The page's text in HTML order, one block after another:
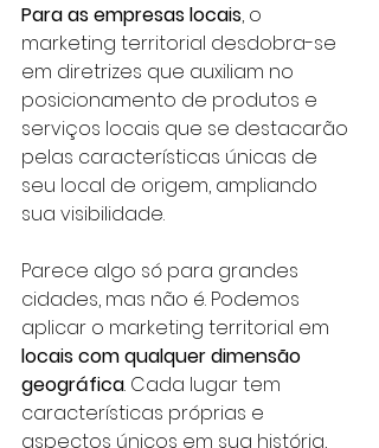
Para as empresas locais, o
marketing territorial desdobra-se
em diretrizes que auxiliam no
posicionamento de produtos e
serviços locais que se destacarão
pelas características únicas de
seu local de origem, ampliando
sua visibilidade.
Parece algo só para grandes
cidades, mas não é. Podemos
aplicar o marketing territorial em
locais com qualquer dimensão
geográfica. Cada lugar tem
características próprias e
aspectos únicos em sua história,